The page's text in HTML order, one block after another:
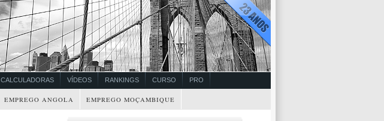
CALCULADORAS VÍDEOS RANKINGS CURSO PRO
EMPREGO ANGOLA EMPREGO MOÇAMBIQUE